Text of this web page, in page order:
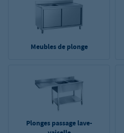
Meubles de plonge
Plonges passage lave-